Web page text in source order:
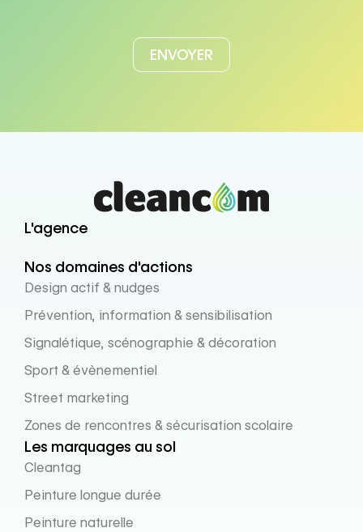
L'agence
Nos domaines d'actions
Design actif & nudges
Prévention, information & sensibilisation
Signalétique, scénographie & décoration
Sport & évènementiel
Street marketing
Zones de rencontres & sécurisation scolaire
Les marquages au sol
Cleantag
Peinture longue durée
Peinture naturelle